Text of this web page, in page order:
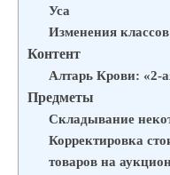
Уса
Изменения классов
Контент
Алтарь Крови: «2-
Предметы
Складывание
Корректировка
товаров на